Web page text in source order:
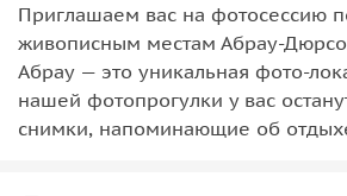
Приглашаем вас на фотосессию
живописным местам Абрау-
Абрау — это уникальная фото-
нашей фотопрогулки у вас
снимки, напоминающие об